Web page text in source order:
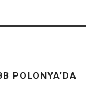
POLONYA’DA